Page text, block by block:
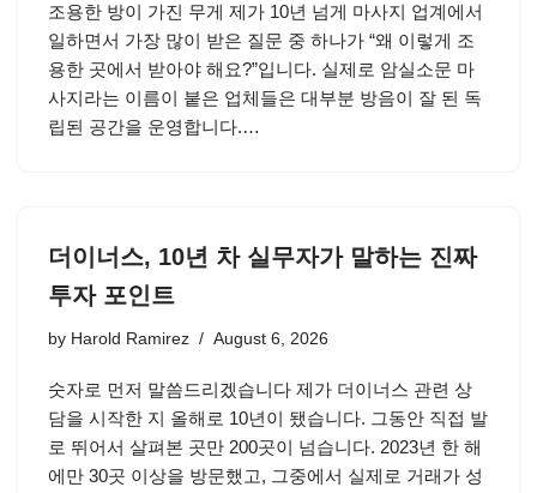
조용한 방이 가진 무게 제가 10년 넘게 마사지 업계에서
일하면서 가장 많이 받은 질문 중 하나가 “왜 이렇게 조
용한 곳에서 받아야 해요?”입니다. 실제로 암실소문 마
사지라는 이름이 붙은 업체들은 대부분 방음이 잘 된 독
립된 공간을 운영합니다.…
더이너스, 10년 차 실무자가 말하는 진짜
투자 포인트
by Harold Ramirez August 6, 2026
숫자로 먼저 말씀드리겠습니다 제가 더이너스 관련 상
담을 시작한 지 올해로 10년이 됐습니다. 그동안 직접 발
로 뛰어서 살펴본 곳만 200곳이 넘습니다. 2023년 한 해
에만 30곳 이상을 방문했고, 그중에서 실제로 거래가 성